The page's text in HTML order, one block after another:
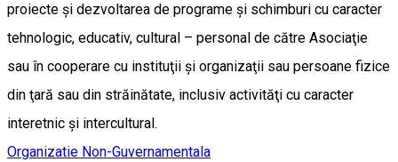
proiecte şi dezvoltarea de programe şi schimburi cu caracter
tehnologic, educativ, cultural – personal de către Asociaţie
sau în cooperare cu instituţii şi organizaţii sau persoane fizice
din ţară sau din străinătate, inclusiv activităţi cu caracter
interetnic şi intercultural.
Organizatie Non-Guvernamentala